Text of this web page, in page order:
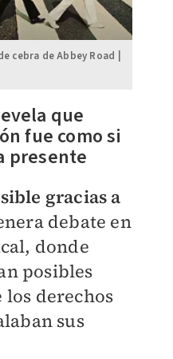
cebra de Abbey Road |
que
fue como si
presente
gracias a
debate en
donde
posibles
derechos
sus